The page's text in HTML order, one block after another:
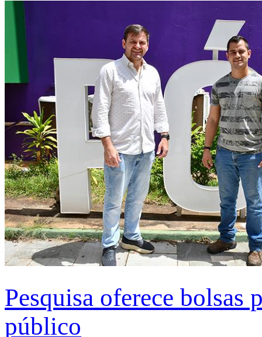
Pesquisa oferece bolsas
público